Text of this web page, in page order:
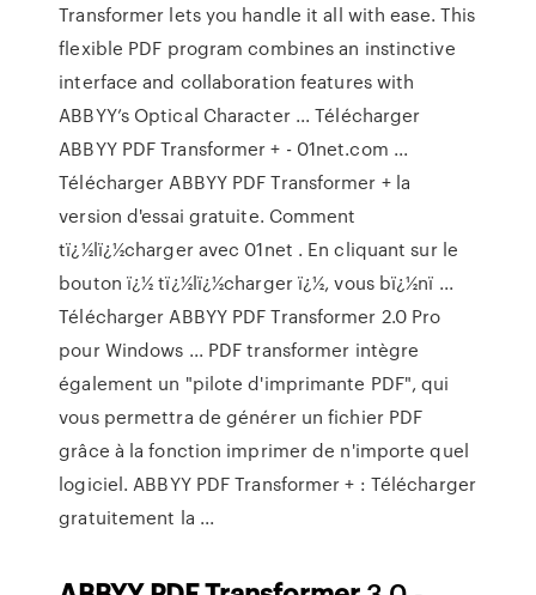
Transformer lets you handle it all with ease. This
flexible PDF program combines an instinctive
interface and collaboration features with
ABBYY’s Optical Character ... Télécharger
ABBYY PDF Transformer + - 01net.com ...
Télécharger ABBYY PDF Transformer + la
version d'essai gratuite. Comment
tï¿½lï¿½charger avec 01net . En cliquant sur le
bouton ï¿½ tï¿½lï¿½charger ï¿½, vous bï¿½nï ...
Télécharger ABBYY PDF Transformer 2.0 Pro
pour Windows ... PDF transformer intègre
également un "pilote d'imprimante PDF", qui
vous permettra de générer un fichier PDF
grâce à la fonction imprimer de n'importe quel
logiciel. ABBYY PDF Transformer + : Télécharger
gratuitement la ...